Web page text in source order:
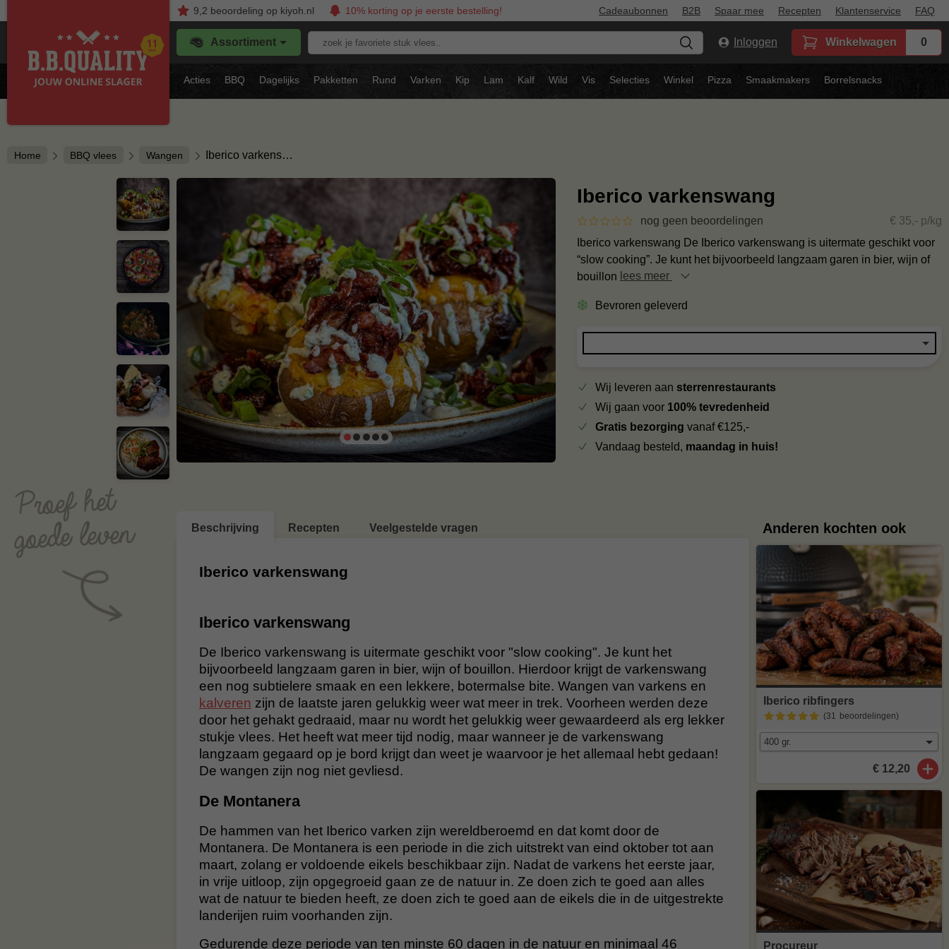
9,2 beoordelingop kiyoh.nl 10% korting op je eerste bestelling! Cadeaubonnen B2B Spaar mee Recepten Klantenservice FAQ
Assortiment
Zoek
stuk
vlees..
Inloggen Winkelwagen 0
Acties BBQ Dagelijks Pakketten Rund Varken Kip Lam Kalf Wild Vis Selecties Winkel Pizza Smaakmakers Borrelsnacks
Home BBQ vlees Wangen Iberico varkens…
Iberico varkenswang
nog geen beoordelingen
€ 35,- p/kg
Iberico varkenswang De Iberico varkenswang is uitermate geschikt voor
“slow cooking”. Je kunt het bijvoorbeeld langzaam garen in bier, wijn of
bouillon lees meer
Bevroren geleverd
Wij leveren aan sterrenrestaurants
Wij gaan voor 100% tevredenheid
Gratis bezorging vanaf €125,-
Vandaag besteld, maandag in huis!
Beschrijving Recepten Veelgestelde vragen
Iberico varkenswang
Iberico varkenswang
De Iberico varkenswang is uitermate geschikt voor "slow cooking". Je kunt het
bijvoorbeeld langzaam garen in bier, wijn of bouillon. Hierdoor krijgt de varkenswang
een nog subtielere smaak en een lekkere, botermalse bite. Wangen van varkens en
kalveren zijn de laatste jaren gelukkig weer wat meer in trek. Voorheen werden deze
door het gehakt gedraaid, maar nu wordt het gelukkig weer gewaardeerd als erg lekker
stukje vlees. Het heeft wat meer tijd nodig, maar wanneer je de varkenswang
langzaam gegaard op je bord krijgt dan weet je waarvoor je het allemaal hebt gedaan!
De wangen zijn nog niet gevliesd.
De Montanera
De hammen van het Iberico varken zijn wereldberoemd en dat komt door de
Montanera. De Montanera is een periode in die zich uitstrekt van eind oktober tot aan
maart, zolang er voldoende eikels beschikbaar zijn. Nadat de varkens het eerste jaar,
in vrije uitloop, zijn opgegroeid gaan ze de natuur in. Ze doen zich te goed aan alles
wat de natuur te bieden heeft, ze doen zich te goed aan de eikels die in de uitgestrekte
landerijen ruim voorhanden zijn.
Gedurende deze periode van ten minste 60 dagen in de natuur en minimaal 46
Anderen kochten ook
Iberico ribfingers
(31 beoordelingen)
€ 12,20
Procureur